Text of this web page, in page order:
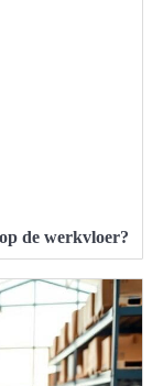
de werkvloer?